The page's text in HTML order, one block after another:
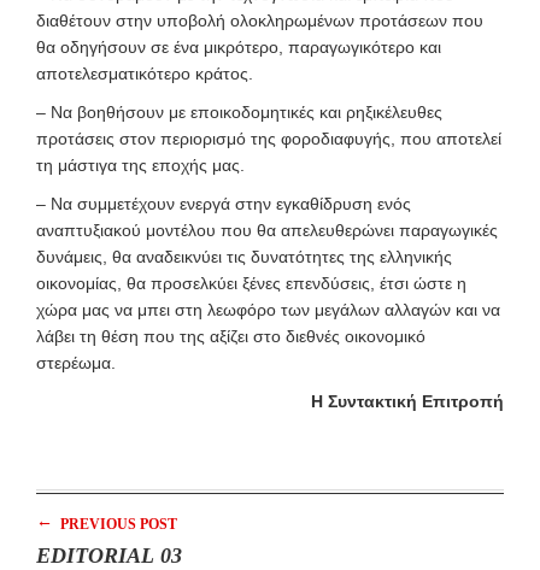
διαθέτουν στην υποβολή ολοκληρωμένων προτάσεων που
θα οδηγήσουν σε ένα μικρότερο, παραγωγικότερο και
αποτελεσματικότερο κράτος.
– Να βοηθήσουν με εποικοδομητικές και ρηξικέλευθες
προτάσεις στον περιορισμό της φοροδιαφυγής, που αποτελεί
τη μάστιγα της εποχής μας.
– Να συμμετέχουν ενεργά στην εγκαθίδρυση ενός
αναπτυξιακού μοντέλου που θα απελευθερώνει παραγωγικές
δυνάμεις, θα αναδεικνύει τις δυνατότητες της ελληνικής
οικονομίας, θα προσελκύει ξένες επενδύσεις, έτσι ώστε η
χώρα μας να μπει στη λεωφόρο των μεγάλων αλλαγών και να
λάβει τη θέση που της αξίζει στο διεθνές οικονομικό
στερέωμα.
Η Συντακτική Επιτροπή
← PREVIOUS POST
EDITORIAL 03